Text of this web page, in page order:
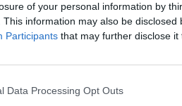
of your personal information by
This information may also be
Participants that may further disclose it
Data Processing Opt Outs
è stato molle e Berlino ha
sul 41-40 con
da chiudere ancora
alle spalle (52-57) e invece
Trump, Meloni